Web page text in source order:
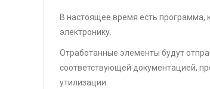
В настоящее время есть программа,
электронику.
Отработанные элементы будут
соответствующей документацией,
утилизации.